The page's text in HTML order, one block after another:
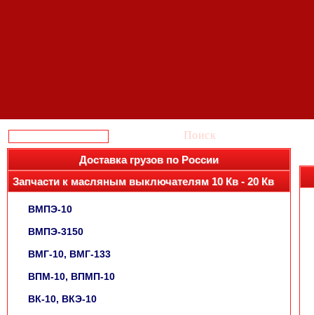
Поиск
Доставка грузов по России
Запчасти к масляным выключателям 10 Кв - 20 Кв
ВМПЭ-10
ВМПЭ-3150
ВМГ-10, ВМГ-133
ВПМ-10, ВПМП-10
ВК-10, ВКЭ-10